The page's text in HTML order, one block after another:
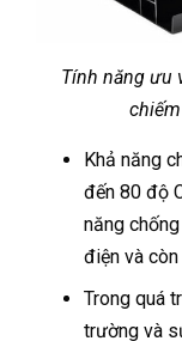
Tính năng ưu
Khả năng
đến 80 độ
năng
điện và
Trong quá
trường và